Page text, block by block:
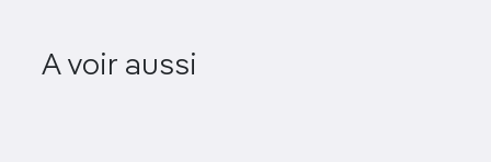
A voir aussi
Cheshiahud Loop